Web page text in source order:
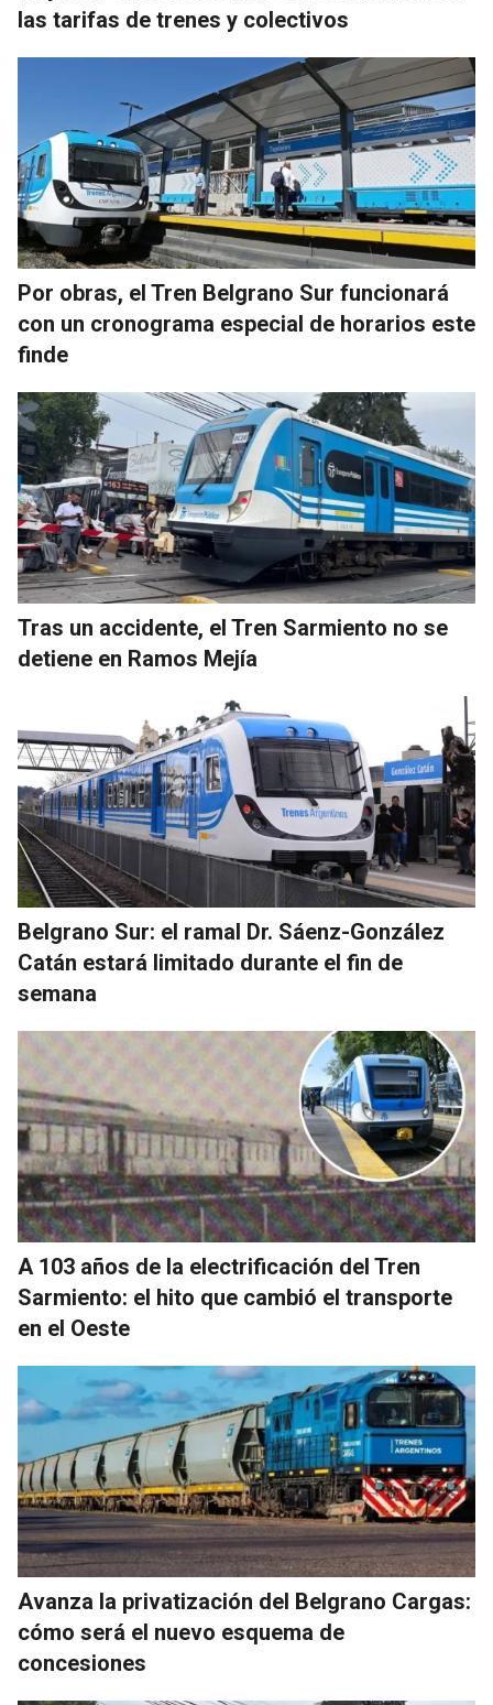
las tarifas de trenes y colectivos
Por obras, el Tren Belgrano Sur funcionará
con un cronograma especial de horarios este
finde
Tras un accidente, el Tren Sarmiento no se
detiene en Ramos Mejía
Belgrano Sur: el ramal Dr. Sáenz-González
Catán estará limitado durante el fin de
semana
A 103 años de la electrificación del Tren
Sarmiento: el hito que cambió el transporte
en el Oeste
Avanza la privatización del Belgrano Cargas:
cómo será el nuevo esquema de
concesiones